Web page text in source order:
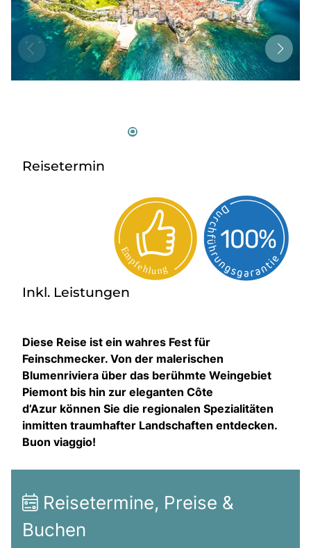
Bus anmieten
Service
Kontakt
Reisetermin
Inkl. Leistungen
Diese Reise ist ein wahres Fest für
Feinschmecker. Von der malerischen
Blumenriviera über das berühmte Weingebiet
Piemont bis hin zur eleganten Côte
d’Azur können Sie die regionalen Spezialitäten
inmitten traumhafter Landschaften entdecken.
Buon viaggio!
Reisetermine, Preise &
Buchen